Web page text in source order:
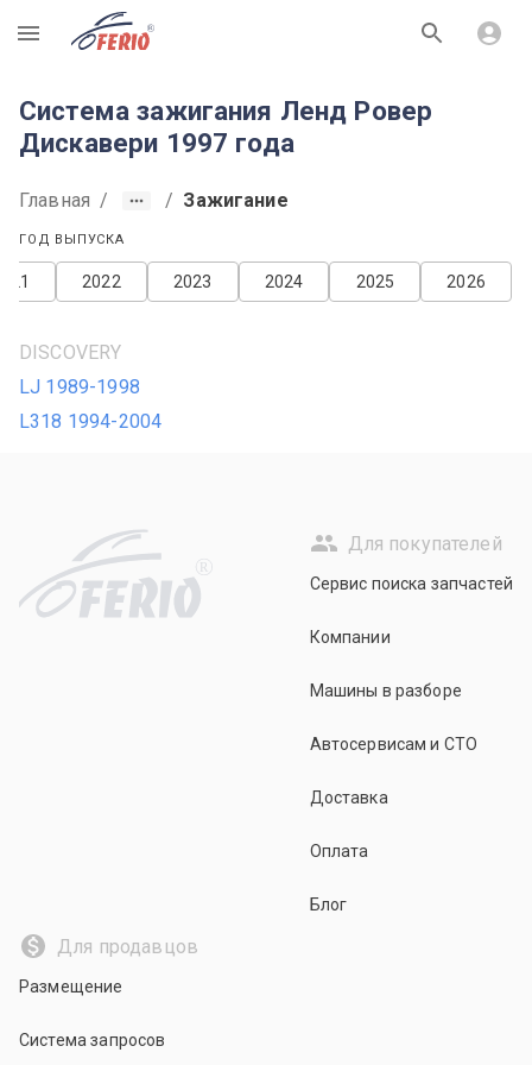
R
Система зажигания Ленд Ровер
Дискавери 1997 года
Главная / / Зажигание
ГОД ВЫПУСКА
2026
2025
2024
2023
2022
DISCOVERY
LJ 1989-1998
L318 1994-2004
R
Для покупателей
Сервис поиска запчастей
Компании
Машины в разборе
Автосервисам и СТО
Доставка
Оплата
Блог
Для продавцов
Размещение
Система запросов